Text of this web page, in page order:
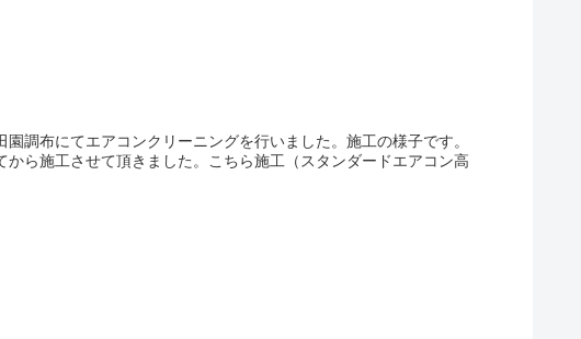
調布にてエアコンクリーニングを行いました。施工の様子です。
ら施工させて頂きました。こちら施工（スタンダードエアコン高